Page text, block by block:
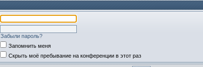
Забыли пароль?
Запомнить меня
Скрыть моё пребывание на конференции в этот раз